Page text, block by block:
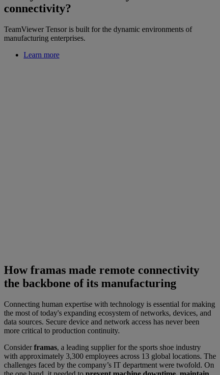
connectivity?
TeamViewer Tensor is built for the dynamic environments of
manufacturing enterprises.
Learn more
How framas made remote connectivity
the backbone of its manufacturing
Connecting human expertise with technology is essential for making
the most of today's expanding ecosystem of networks, devices, and
data sources. Secure device and network access has never been
more critical to production continuity.
Considerframas, a leading supplier for the sports shoe industry
with approximately 3,300 employees across 13 global locations. The
challenges faced by the company’s IT department were twofold. On